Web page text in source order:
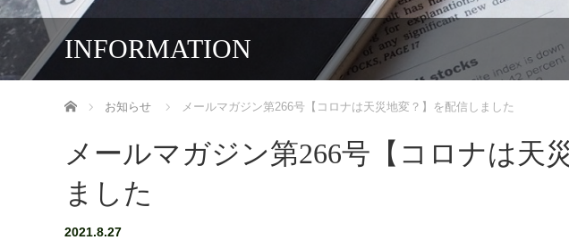
INFORMATION
ホーム お知らせ メールマガジン第266号【コロナは天災地変？】を配信しました
メールマガジン第266号【コロナは天
ました
2021.8.27